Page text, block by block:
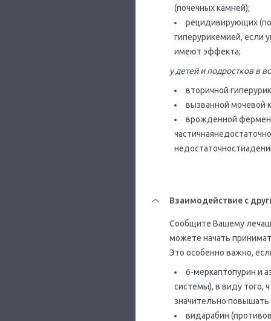
(почечных камней);
рецидивирующих
гиперурикемией, если
имеют эффекта;
у детей и подростков в
вторичной
вызванной мочевой
врожденной
Взаимодействие с
Сообщите Вашему
можете начать
Это особенно важно,
6-меркаптопурин и
системы), в виду того,
значительно повышать
видарабин